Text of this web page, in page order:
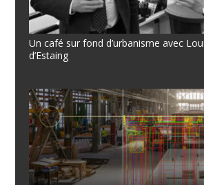
Un café sur fond d’urbanisme avec
d’Estaing